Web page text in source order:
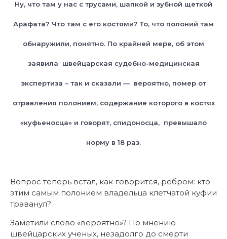
Ну, что там у нас с трусами, шапкой и зубной щеткой
Арафата? Что там с его костями? То, что полоний там
обнаружили, понятно. По крайней мере, об этом
заявила швейцарская судебно-медицинская
экспертиза – так и сказали — вероятно, помер от
отравления полонием, содержание которого в костях
«куфьеносца» и говорят, спидоносца, превышало
норму в 18 раз.
Вопрос теперь встал, как говорится, ребром: кто
этим самым полонием владельца клетчатой куфии
траванул?
Заметили слово «вероятно»? По мнению
швейцарских ученых, незадолго до смерти